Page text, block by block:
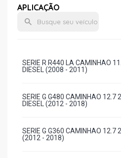
APLICAÇÃO
SERIE R R440 LA CAMINHAO
DIESEL (2008 - 2011)
SERIE G G480 CAMINHAO 12.7
DIESEL (2012 - 2018)
SERIE G G360 CAMINHAO 12.7
(2012 - 2018)